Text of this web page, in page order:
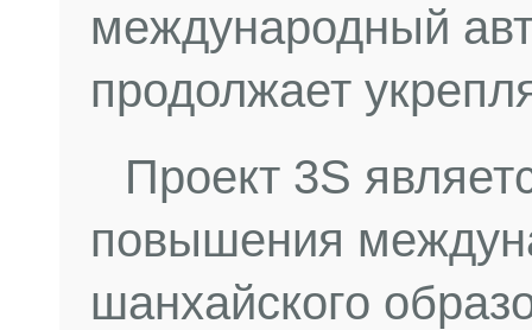
международный
продолжает
Проект 3S
повышения
шанхайского